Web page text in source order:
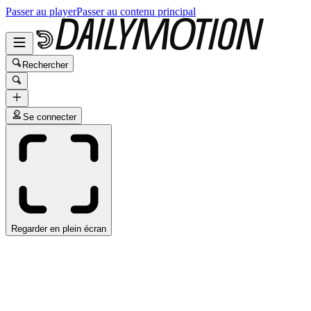
Passer au playerPasser au contenu principal
Rechercher
Se connecter
Regarder en plein écran